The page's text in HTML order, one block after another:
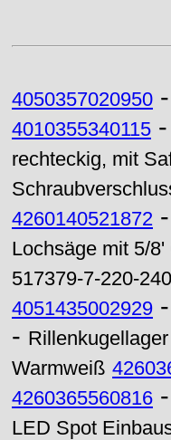
4050357020950 -
4010355340115 -
rechteckig, mit
4260140521872 -
Lochsäge mit 5/
517379-7-220-
4051435002929 -
-
Warmweiß
4260365560816 -
LED Spot